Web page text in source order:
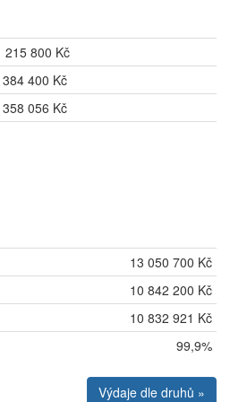
215 800 Kč
384 400 Kč
358 056 Kč
13 050 700 Kč
10 842 200 Kč
10 832 921 Kč
99,9%
Výdaje dle druhů »